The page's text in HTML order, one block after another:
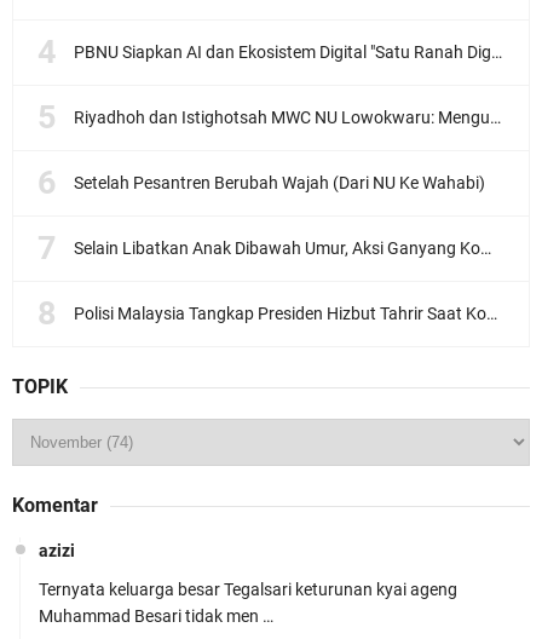
PBNU Siapkan AI dan Ekosistem Digital "Satu Ranah Digital untuk Ulama", Siap Diluncurkan dalam Waktu Dekat!
Riyadhoh dan Istighotsah MWC NU Lowokwaru: Menguatkan Doa, Menjalin Ukhuwah Menyambut Muktamar NU ke-35
Setelah Pesantren Berubah Wajah (Dari NU Ke Wahabi)
Selain Libatkan Anak Dibawah Umur, Aksi Ganyang Komunis Jadi Sorotan Karena Ada Narasi Halal Sembelih Orang
Polisi Malaysia Tangkap Presiden Hizbut Tahrir Saat Konferensi Pers
TOPIK
Komentar
azizi
Ternyata keluarga besar Tegalsari keturunan kyai ageng
Muhammad Besari tidak men …